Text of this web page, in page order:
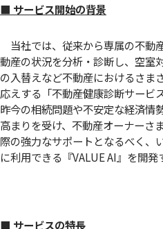
■ サービス開始の背景
当社では、従来から専属の不動
動産の状況を分析・診断し、空室
の入替えなど不動産におけるさま
応えする「不動産健康診断サービ
昨今の相続問題や不安定な経済情
高まりを受け、不動産オーナーさ
際の強力なサポートとなるべく、
に利用できる『VALUE AI』を開発
■ サービスの特長